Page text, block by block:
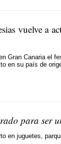
vuelve a
Gran Canaria el
en su país de
para ser
en juguetes,